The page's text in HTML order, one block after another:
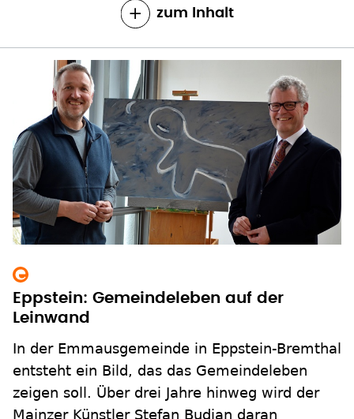
zum Inhalt
Eppstein: Gemeindeleben auf der
Leinwand
In der Emmausgemeinde in Eppstein-Bremthal
entsteht ein Bild, das das Gemeindeleben
zeigen soll. Über drei Jahre hinweg wird der
Mainzer Künstler Stefan Budian daran